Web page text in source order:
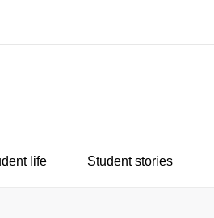
life Student stories